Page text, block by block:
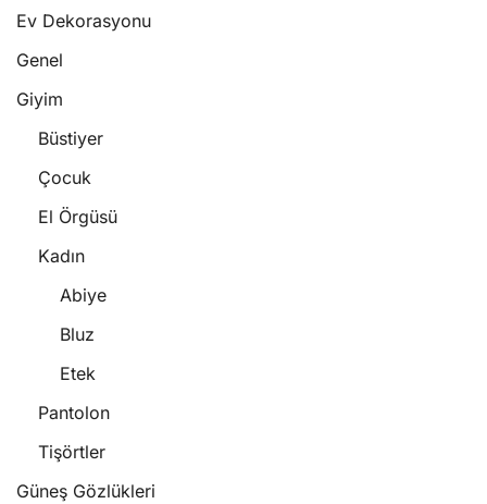
Ev Dekorasyonu
Genel
Giyim
Büstiyer
Çocuk
El Örgüsü
Kadın
Abiye
Bluz
Etek
Pantolon
Tişörtler
Güneş Gözlükleri